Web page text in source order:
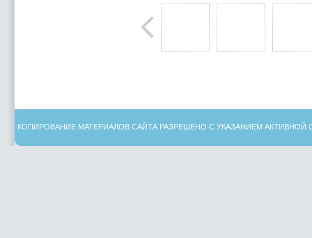
КОПИРОВАНИЕ МАТЕРИАЛОВ САЙТА РАЗРЕШЕНО С УКАЗАНИЕМ АКТИВНОЙ